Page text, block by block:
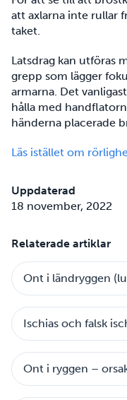
att axlarna inte rullar
taket.
Latsdrag kan utföras
grepp som lägger
armarna. Det
hålla med
händerna placerade
Läs istället om
Uppdaterad
18 november, 2022
Relaterade artiklar
Ont i ländryggen
Ont i ryggen –